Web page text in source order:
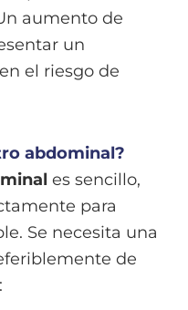
aumento de
un
el riesgo de
abdominal?
es sencillo,
para
Se necesita una
de